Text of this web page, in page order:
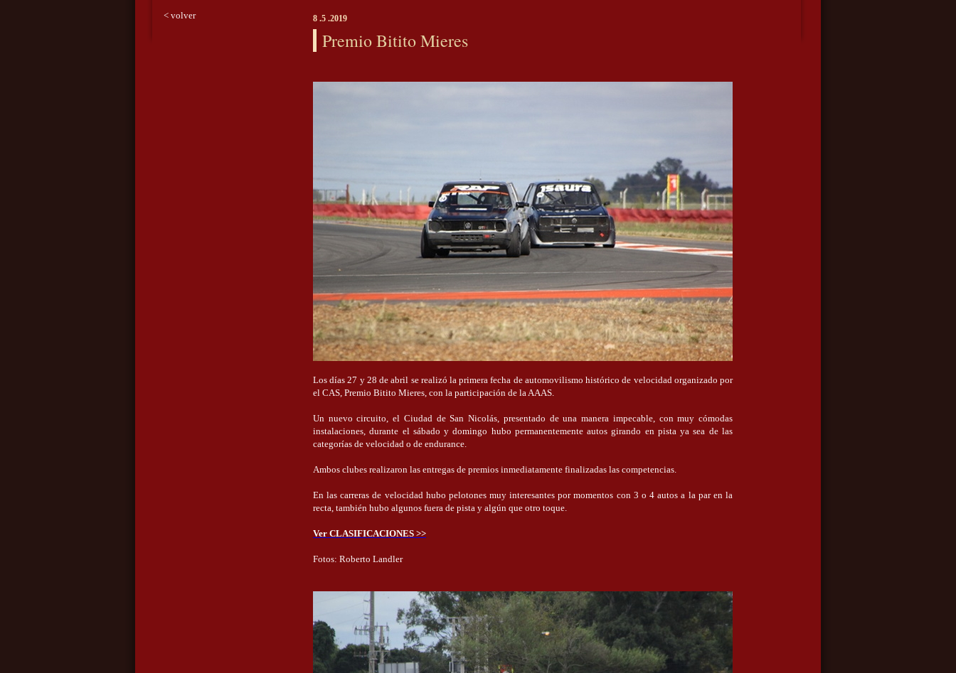
< volver 8 .5 .2019
Premio Bitito Mieres
Los días 27 y 28 de abril se realizó la primera fecha de automovilismo histórico de velocidad organizado por
el CAS, Premio Bitito Mieres, con la participación de la AAAS.
Un nuevo circuito, el Ciudad de San Nicolás, presentado de una manera impecable, con muy cómodas
instalaciones, durante el sábado y domingo hubo permanentemente autos girando en pista ya sea de las
categorías de velocidad o de endurance.
Ambos clubes realizaron las entregas de premios inmediatamente finalizadas las competencias.
En las carreras de velocidad hubo pelotones muy interesantes por momentos con 3 o 4 autos a la par en la
recta, también hubo algunos fuera de pista y algún que otro toque.
Ver CLASIFICACIONES >>
Fotos: Roberto Landler